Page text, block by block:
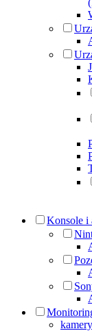
Konsole i